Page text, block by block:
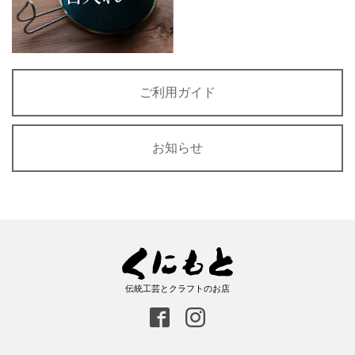
ご利用ガイド
お知らせ
伝統工芸とクラフトのお店